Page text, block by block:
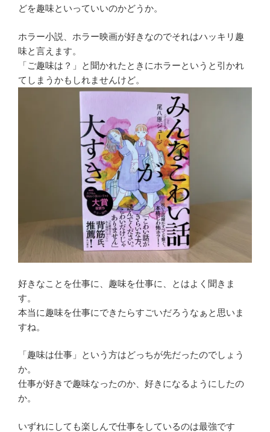
どを趣味といっていいのかどうか。
ホラー小説、ホラー映画が好きなのでそれはハッキリ趣
味と言えます。
「ご趣味は？」と聞かれたときにホラーというと引かれ
てしまうかもしれませんけど。
好きなことを仕事に、趣味を仕事に、とはよく聞きま
す。
本当に趣味を仕事にできたらすごいだろうなぁと思いま
すね。
「趣味は仕事」という方はどっちが先だったのでしょう
か。
仕事が好きで趣味なったのか、好きになるようにしたの
か。
いずれにしても楽しんで仕事をしているのは最強です